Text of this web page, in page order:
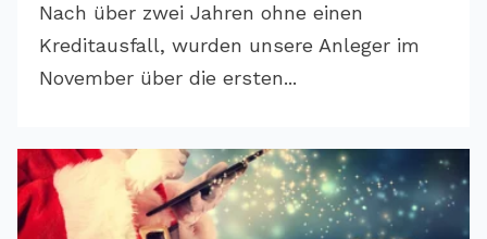
Nach über zwei Jahren ohne einen
Kreditausfall, wurden unsere Anleger im
November über die ersten...